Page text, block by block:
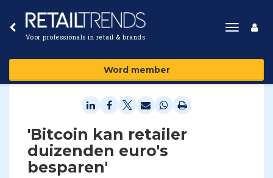
Voor professionals in retail & brands
Toggle
Word member
'Bitcoin kan retailer
duizenden euro's
besparen'